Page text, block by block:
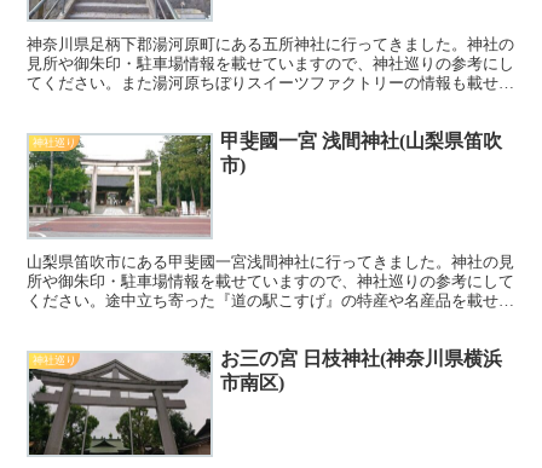
神奈川県足柄下郡湯河原町にある五所神社に行ってきました。神社の
見所や御朱印・駐車場情報を載せていますので、神社巡りの参考にし
てください。また湯河原ちぼりスイーツファクトリーの情報も載せて
神社巡り
甲斐國一宮 浅間神社(山梨県笛吹
市)
山梨県笛吹市にある甲斐國一宮浅間神社に行ってきました。神社の見
所や御朱印・駐車場情報を載せていますので、神社巡りの参考にして
ください。途中立ち寄った『道の駅こすげ』の特産や名産品を載せて
神社巡り
お三の宮 日枝神社(神奈川県横浜
市南区)